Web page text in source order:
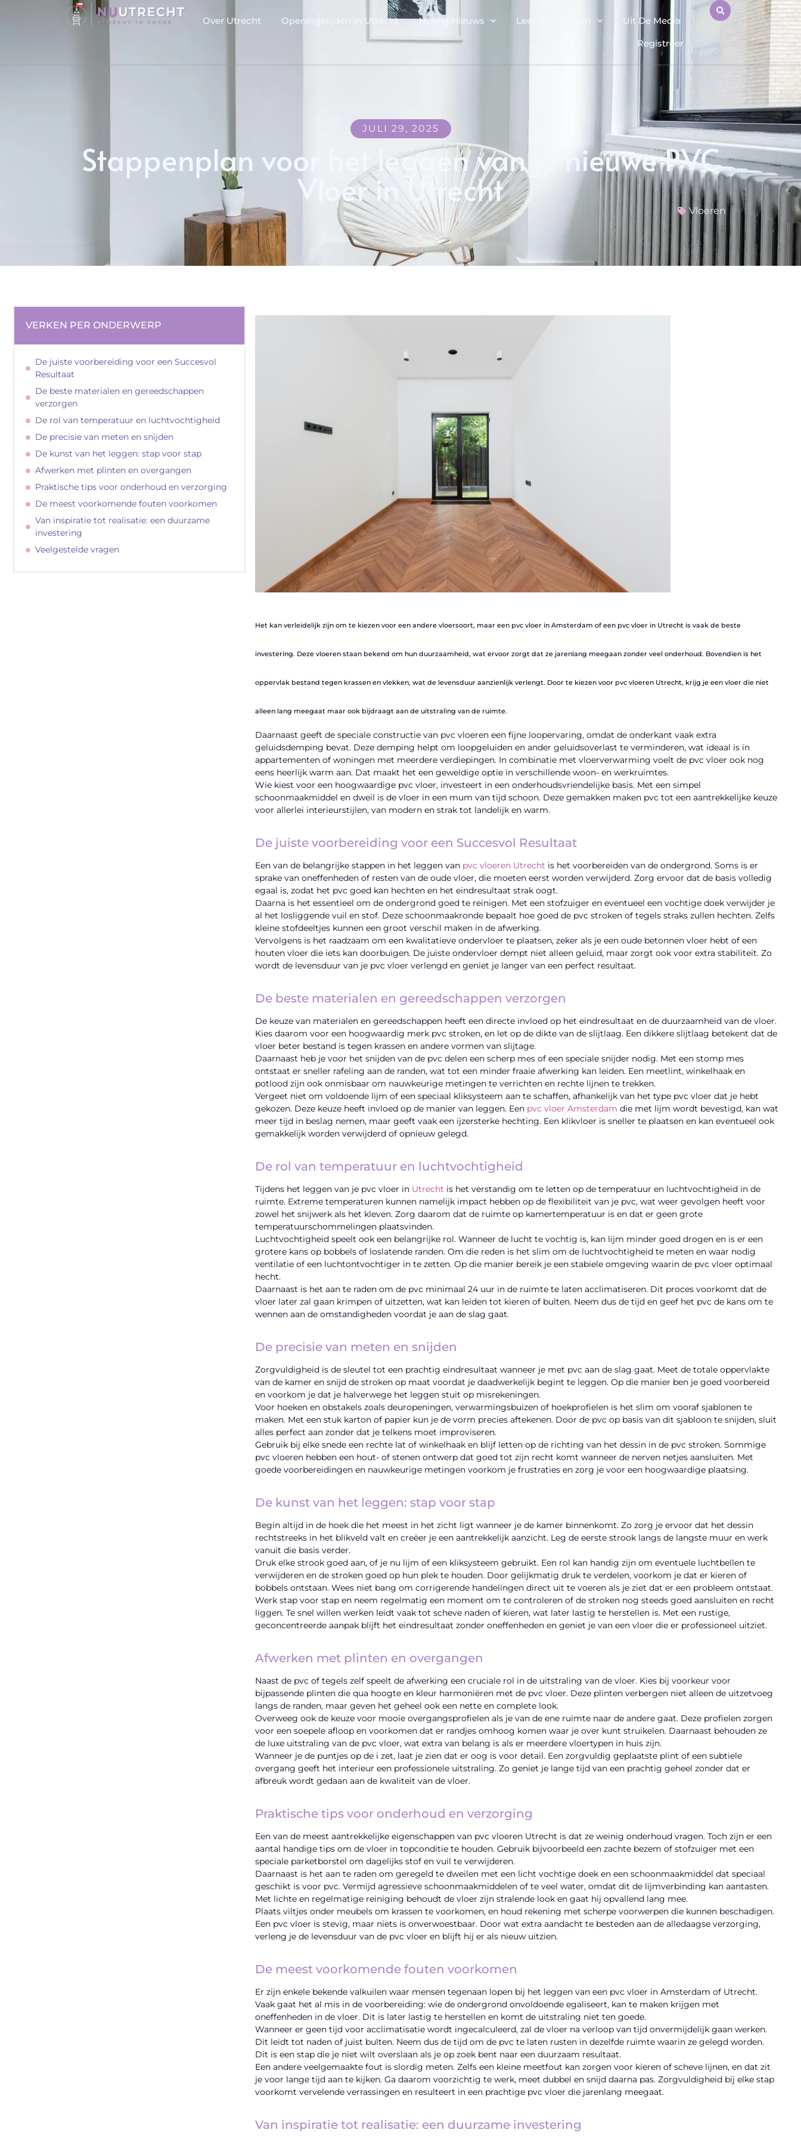
Over Utrecht Openingstijden in Utrecht Huidig Nieuws Leer ons kennen
Uit De Media
Registreer
JULI 29, 2025
Stappenplan voor het leggen van je nieuwe PVC
Vloer in Utrecht
Vloeren
Het kan verleidelijk zijn om te kiezen voor een andere vloersoort, maar een pvc vloer in Amsterdam of een pvc vloer in Utrecht is vaak de beste
investering. Deze vloeren staan bekend om hun duurzaamheid, wat ervoor zorgt dat ze jarenlang meegaan zonder veel onderhoud. Bovendien is het
oppervlak bestand tegen krassen en vlekken, wat de levensduur aanzienlijk verlengt. Door te kiezen voor pvc vloeren Utrecht, krijg je een vloer die niet
alleen lang meegaat maar ook bijdraagt aan de uitstraling van de ruimte.
Daarnaast geeft de speciale constructie van pvc vloeren een fijne loopervaring, omdat de onderkant vaak extra
geluidsdemping bevat. Deze demping helpt om loopgeluiden en ander geluidsoverlast te verminderen, wat ideaal is in
appartementen of woningen met meerdere verdiepingen. In combinatie met vloerverwarming voelt de pvc vloer ook nog
eens heerlijk warm aan. Dat maakt het een geweldige optie in verschillende woon- en werkruimtes.
Wie kiest voor een hoogwaardige pvc vloer, investeert in een onderhoudsvriendelijke basis. Met een simpel
schoonmaakmiddel en dweil is de vloer in een mum van tijd schoon. Deze gemakken maken pvc tot een aantrekkelijke keuze
voor allerlei interieurstijlen, van modern en strak tot landelijk en warm.
De juiste voorbereiding voor een Succesvol Resultaat
Een van de belangrijke stappen in het leggen van pvc vloeren Utrecht is het voorbereiden van de ondergrond. Soms is er
sprake van oneffenheden of resten van de oude vloer, die moeten eerst worden verwijderd. Zorg ervoor dat de basis volledig
egaal is, zodat het pvc goed kan hechten en het eindresultaat strak oogt.
Daarna is het essentieel om de ondergrond goed te reinigen. Met een stofzuiger en eventueel een vochtige doek verwijder je
al het losliggende vuil en stof. Deze schoonmaakronde bepaalt hoe goed de pvc stroken of tegels straks zullen hechten. Zelfs
kleine stofdeeltjes kunnen een groot verschil maken in de afwerking.
Vervolgens is het raadzaam om een kwalitatieve ondervloer te plaatsen, zeker als je een oude betonnen vloer hebt of een
houten vloer die iets kan doorbuigen. De juiste ondervloer dempt niet alleen geluid, maar zorgt ook voor extra stabiliteit. Zo
wordt de levensduur van je pvc vloer verlengd en geniet je langer van een perfect resultaat.
De beste materialen en gereedschappen verzorgen
De keuze van materialen en gereedschappen heeft een directe invloed op het eindresultaat en de duurzaamheid van de vloer.
Kies daarom voor een hoogwaardig merk pvc stroken, en let op de dikte van de slijtlaag. Een dikkere slijtlaag betekent dat de
vloer beter bestand is tegen krassen en andere vormen van slijtage.
Daarnaast heb je voor het snijden van de pvc delen een scherp mes of een speciale snijder nodig. Met een stomp mes
ontstaat er sneller rafeling aan de randen, wat tot een minder fraaie afwerking kan leiden. Een meetlint, winkelhaak en
potlood zijn ook onmisbaar om nauwkeurige metingen te verrichten en rechte lijnen te trekken.
Vergeet niet om voldoende lijm of een speciaal kliksysteem aan te schaffen, afhankelijk van het type pvc vloer dat je hebt
gekozen. Deze keuze heeft invloed op de manier van leggen. Een pvc vloer Amsterdam die met lijm wordt bevestigd, kan wat
meer tijd in beslag nemen, maar geeft vaak een ijzersterke hechting. Een klikvloer is sneller te plaatsen en kan eventueel ook
gemakkelijk worden verwijderd of opnieuw gelegd.
De rol van temperatuur en luchtvochtigheid
Tijdens het leggen van je pvc vloer in Utrecht is het verstandig om te letten op de temperatuur en luchtvochtigheid in de
ruimte. Extreme temperaturen kunnen namelijk impact hebben op de flexibiliteit van je pvc, wat weer gevolgen heeft voor
zowel het snijwerk als het kleven. Zorg daarom dat de ruimte op kamertemperatuur is en dat er geen grote
temperatuurschommelingen plaatsvinden.
Luchtvochtigheid speelt ook een belangrijke rol. Wanneer de lucht te vochtig is, kan lijm minder goed drogen en is er een
grotere kans op bobbels of loslatende randen. Om die reden is het slim om de luchtvochtigheid te meten en waar nodig
ventilatie of een luchtontvochtiger in te zetten. Op die manier bereik je een stabiele omgeving waarin de pvc vloer optimaal
hecht.
Daarnaast is het aan te raden om de pvc minimaal 24 uur in de ruimte te laten acclimatiseren. Dit proces voorkomt dat de
vloer later zal gaan krimpen of uitzetten, wat kan leiden tot kieren of bulten. Neem dus de tijd en geef het pvc de kans om te
wennen aan de omstandigheden voordat je aan de slag gaat.
De precisie van meten en snijden
Zorgvuldigheid is de sleutel tot een prachtig eindresultaat wanneer je met pvc aan de slag gaat. Meet de totale oppervlakte
van de kamer en snijd de stroken op maat voordat je daadwerkelijk begint te leggen. Op die manier ben je goed voorbereid
en voorkom je dat je halverwege het leggen stuit op misrekeningen.
Voor hoeken en obstakels zoals deuropeningen, verwarmingsbuizen of hoekprofielen is het slim om vooraf sjablonen te
maken. Met een stuk karton of papier kun je de vorm precies aftekenen. Door de pvc op basis van dit sjabloon te snijden, sluit
alles perfect aan zonder dat je telkens moet improviseren.
Gebruik bij elke snede een rechte lat of winkelhaak en blijf letten op de richting van het dessin in de pvc stroken. Sommige
pvc vloeren hebben een hout- of stenen ontwerp dat goed tot zijn recht komt wanneer de nerven netjes aansluiten. Met
goede voorbereidingen en nauwkeurige metingen voorkom je frustraties en zorg je voor een hoogwaardige plaatsing.
De kunst van het leggen: stap voor stap
Begin altijd in de hoek die het meest in het zicht ligt wanneer je de kamer binnenkomt. Zo zorg je ervoor dat het dessin
rechtstreeks in het blikveld valt en creëer je een aantrekkelijk aanzicht. Leg de eerste strook langs de langste muur en werk
vanuit die basis verder.
Druk elke strook goed aan, of je nu lijm of een kliksysteem gebruikt. Een rol kan handig zijn om eventuele luchtbellen te
verwijderen en de stroken goed op hun plek te houden. Door gelijkmatig druk te verdelen, voorkom je dat er kieren of
bobbels ontstaan. Wees niet bang om corrigerende handelingen direct uit te voeren als je ziet dat er een probleem ontstaat.
Werk stap voor stap en neem regelmatig een moment om te controleren of de stroken nog steeds goed aansluiten en recht
liggen. Te snel willen werken leidt vaak tot scheve naden of kieren, wat later lastig te herstellen is. Met een rustige,
geconcentreerde aanpak blijft het eindresultaat zonder oneffenheden en geniet je van een vloer die er professioneel uitziet.
Afwerken met plinten en overgangen
Naast de pvc of tegels zelf speelt de afwerking een cruciale rol in de uitstraling van de vloer. Kies bij voorkeur voor
bijpassende plinten die qua hoogte en kleur harmoniëren met de pvc vloer. Deze plinten verbergen niet alleen de uitzetvoeg
langs de randen, maar geven het geheel ook een nette en complete look.
Overweeg ook de keuze voor mooie overgangsprofielen als je van de ene ruimte naar de andere gaat. Deze profielen zorgen
voor een soepele afloop en voorkomen dat er randjes omhoog komen waar je over kunt struikelen. Daarnaast behouden ze
de luxe uitstraling van de pvc vloer, wat extra van belang is als er meerdere vloertypen in huis zijn.
Wanneer je de puntjes op de i zet, laat je zien dat er oog is voor detail. Een zorgvuldig geplaatste plint of een subtiele
overgang geeft het interieur een professionele uitstraling. Zo geniet je lange tijd van een prachtig geheel zonder dat er
afbreuk wordt gedaan aan de kwaliteit van de vloer.
Praktische tips voor onderhoud en verzorging
Een van de meest aantrekkelijke eigenschappen van pvc vloeren Utrecht is dat ze weinig onderhoud vragen. Toch zijn er een
aantal handige tips om de vloer in topconditie te houden. Gebruik bijvoorbeeld een zachte bezem of stofzuiger met een
speciale parketborstel om dagelijks stof en vuil te verwijderen.
Daarnaast is het aan te raden om geregeld te dweilen met een licht vochtige doek en een schoonmaakmiddel dat speciaal
geschikt is voor pvc. Vermijd agressieve schoonmaakmiddelen of te veel water, omdat dit de lijmverbinding kan aantasten.
Met lichte en regelmatige reiniging behoudt de vloer zijn stralende look en gaat hij opvallend lang mee.
Plaats viltjes onder meubels om krassen te voorkomen, en houd rekening met scherpe voorwerpen die kunnen beschadigen.
Een pvc vloer is stevig, maar niets is onverwoestbaar. Door wat extra aandacht te besteden aan de alledaagse verzorging,
verleng je de levensduur van de pvc vloer en blijft hij er als nieuw uitzien.
De meest voorkomende fouten voorkomen
Er zijn enkele bekende valkuilen waar mensen tegenaan lopen bij het leggen van een pvc vloer in Amsterdam of Utrecht.
Vaak gaat het al mis in de voorbereiding: wie de ondergrond onvoldoende egaliseert, kan te maken krijgen met
oneffenheden in de vloer. Dit is later lastig te herstellen en komt de uitstraling niet ten goede.
Wanneer er geen tijd voor acclimatisatie wordt ingecalculeerd, zal de vloer na verloop van tijd onvermijdelijk gaan werken.
Dit leidt tot naden of juist bulten. Neem dus de tijd om de pvc te laten rusten in dezelfde ruimte waarin ze gelegd worden.
Dit is een stap die je niet wilt overslaan als je op zoek bent naar een duurzaam resultaat.
Een andere veelgemaakte fout is slordig meten. Zelfs een kleine meetfout kan zorgen voor kieren of scheve lijnen, en dat zit
je voor lange tijd aan te kijken. Ga daarom voorzichtig te werk, meet dubbel en snijd daarna pas. Zorgvuldigheid bij elke stap
voorkomt vervelende verrassingen en resulteert in een prachtige pvc vloer die jarenlang meegaat.
Van inspiratie tot realisatie: een duurzame investering
VERKEN PER ONDERWERP
De juiste voorbereiding voor een Succesvol
Resultaat
De beste materialen en gereedschappen
verzorgen
De rol van temperatuur en luchtvochtigheid
De precisie van meten en snijden
De kunst van het leggen: stap voor stap
Afwerken met plinten en overgangen
Praktische tips voor onderhoud en verzorging
De meest voorkomende fouten voorkomen
Van inspiratie tot realisatie: een duurzame
investering
Veelgestelde vragen